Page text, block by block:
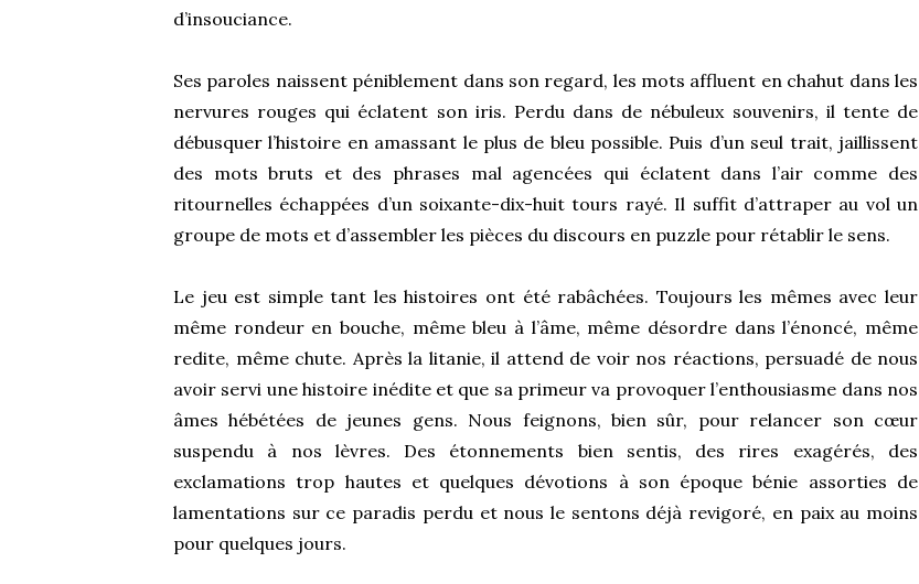
d’insouciance.
Ses paroles naissent péniblement dans son regard, les mots affluent en chahut dans les
nervures rouges qui éclatent son iris. Perdu dans de nébuleux souvenirs, il tente de
débusquer l’histoire en amassant le plus de bleu possible. Puis d’un seul trait, jaillissent
des mots bruts et des phrases mal agencées qui éclatent dans l’air comme des
ritournelles échappées d’un soixante-dix-huit tours rayé. Il suffit d’attraper au vol un
groupe de mots et d’assembler les pièces du discours en puzzle pour rétablir le sens.
Le jeu est simple tant les histoires ont été rabâchées. Toujours les mêmes avec leur
même rondeur en bouche, même bleu à l’âme, même désordre dans l’énoncé, même
redite, même chute. Après la litanie, il attend de voir nos réactions, persuadé de nous
avoir servi une histoire inédite et que sa primeur va provoquer l’enthousiasme dans nos
âmes hébétées de jeunes gens. Nous feignons, bien sûr, pour relancer son cœur
suspendu à nos lèvres. Des étonnements bien sentis, des rires exagérés, des
exclamations trop hautes et quelques dévotions à son époque bénie assorties de
lamentations sur ce paradis perdu et nous le sentons déjà revigoré, en paix au moins
pour quelques jours.